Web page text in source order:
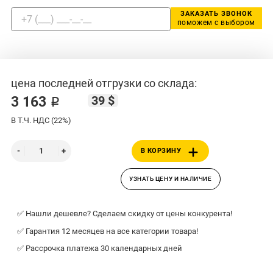
ЗАКАЗАТЬ ЗВОНОК
поможем с выбором
цена последней отгрузки со склада:
3 163 ₽ 39 $
В Т.Ч. НДС (22%)
В КОРЗИНУ
УЗНАТЬ ЦЕНУ И НАЛИЧИЕ
✅ Нашли дешевле? Сделаем скидку от цены конкурента!
✅ Гарантия 12 месяцев на все категории товара!
✅ Рассрочка платежа 30 календарных дней